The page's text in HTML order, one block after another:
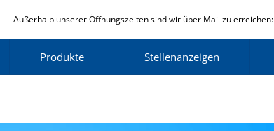
Außerhalb unserer Öffnungszeiten sind wir über Mail zu erreichen:
Produkte Stellenanzeigen